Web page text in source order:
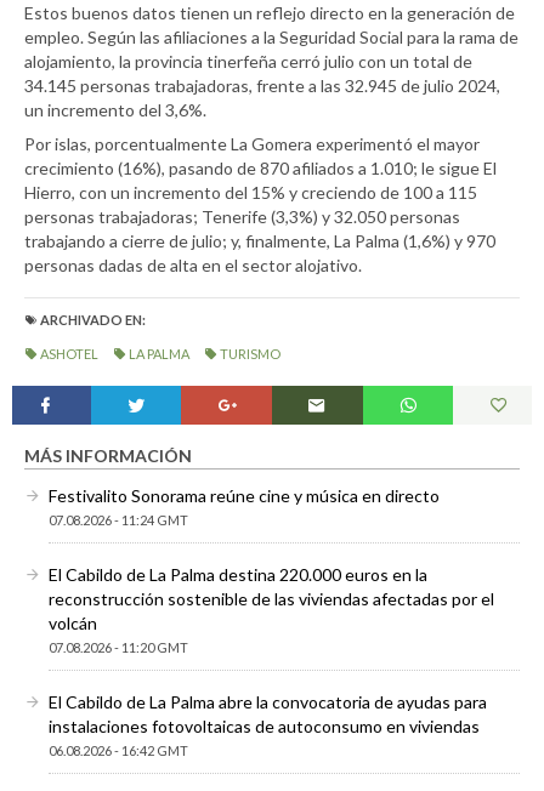
Estos buenos datos tienen un reflejo directo en la generación de
empleo. Según las afiliaciones a la Seguridad Social para la rama de
alojamiento, la provincia tinerfeña cerró julio con un total de
34.145 personas trabajadoras, frente a las 32.945 de julio 2024,
un incremento del 3,6%.
Por islas, porcentualmente La Gomera experimentó el mayor
crecimiento (16%), pasando de 870 afiliados a 1.010; le sigue El
Hierro, con un incremento del 15% y creciendo de 100 a 115
personas trabajadoras; Tenerife (3,3%) y 32.050 personas
trabajando a cierre de julio; y, finalmente, La Palma (1,6%) y 970
personas dadas de alta en el sector alojativo.
ARCHIVADO EN:
ASHOTEL LA PALMA TURISMO
MÁS INFORMACIÓN
Festivalito Sonorama reúne cine y música en directo
07.08.2026 - 11:24 GMT
El Cabildo de La Palma destina 220.000 euros en la
reconstrucción sostenible de las viviendas afectadas por el
volcán
07.08.2026 - 11:20 GMT
El Cabildo de La Palma abre la convocatoria de ayudas para
instalaciones fotovoltaicas de autoconsumo en viviendas
06.08.2026 - 16:42 GMT